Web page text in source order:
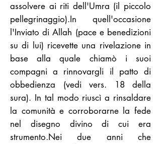
assolvere ai riti dell'Umra (il piccolo
pellegrinaggio).In quell'occasione
l'Inviato di Allah (pace e benedizioni
su di lui) ricevette una rivelazione in
base alla quale chiamò i suoi
compagni a rinnovargli il patto di
obbedienza (vedi vers. 18 della
sura). In tal modo riuscì a rinsaldare
la comunità e corroborarne la fede
nel disegno divino di cui era
strumento.Nei due anni che